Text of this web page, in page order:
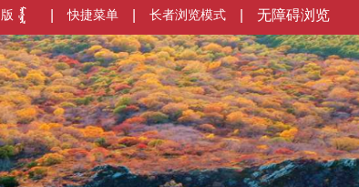
无障碍浏览
长者浏览模式
快捷菜单